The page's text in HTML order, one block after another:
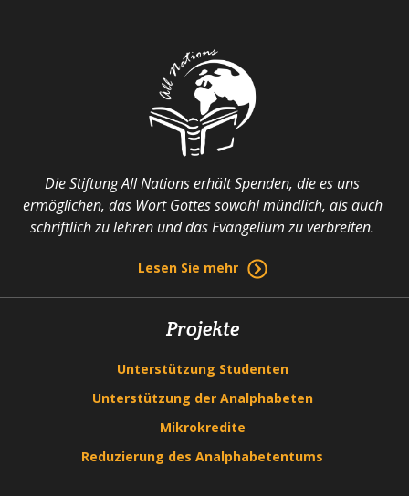
Die Stiftung All Nations erhält Spenden, die es uns
ermöglichen, das Wort Gottes sowohl mündlich, als auch
schriftlich zu lehren und das Evangelium zu verbreiten.
Lesen Sie mehr
Projekte
Unterstützung Studenten
Unterstützung der Analphabeten
Mikrokredite
Reduzierung des Analphabetentums